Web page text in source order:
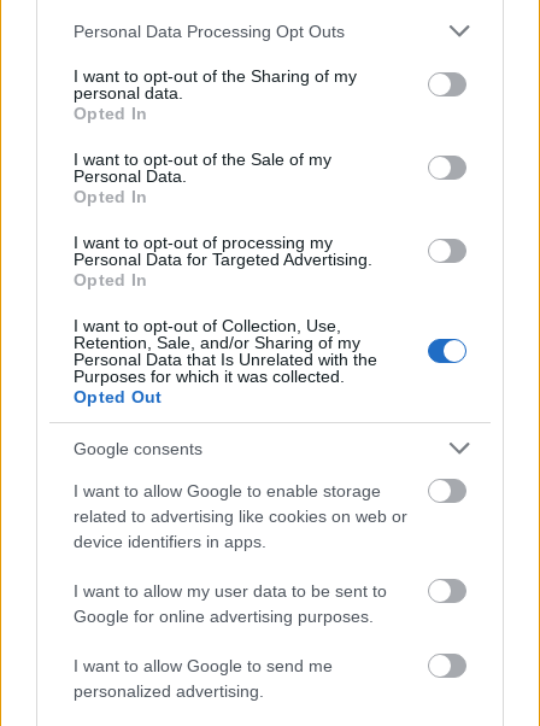
Please note that this website/app uses one or more Google
not limited to your visit or usage behaviour. You may click to
grant or deny consent to Google and its third-party tags to
use your data for below specified purposes in below Google
consent section.
Personal Data Processing Opt Outs
I want to opt-out of the Sharing of my
personal data.
Opted In
I want to opt-out of the Sale of my
Personal Data.
Opted In
I want to opt-out of processing my
Personal Data for Targeted Advertising.
Opted In
I want to opt-out of Collection, Use,
Retention, Sale, and/or Sharing of my
Personal Data that Is Unrelated with the
Purposes for which it was collected.
Opted Out
Google consents
I want to allow Google to enable storage
related to advertising like cookies on web or
device identifiers in apps.
I want to allow my user data to be sent to
Google for online advertising purposes.
I want to allow Google to send me
personalized advertising.
Ο Έλληνας Μόνιμος Αντιπρόσωπος υπογράμμισε
επίσης την αναγκαιότητα αυστηρού ελέγχου των
συνόρων και των λιμένων της Αϊτής, καθώς και της
αυστηρής εφαρμογής του εμπάργκο όπλων και
του καθεστώτος κυρώσεων.
Εξέφρασε τη διαθεσιμότητα της Ελλάδας να
εξετάσει πρόσθετα μέτρα για την καταπολέμηση
της λαθραίας διακίνησης όπλων και να συμβάλει
στην περαιτέρω ενίσχυση της επιβολής των
κυρώσεων, σε συνεργασία με τους εταίρους του
Συμβουλίου Ασφαλείας.